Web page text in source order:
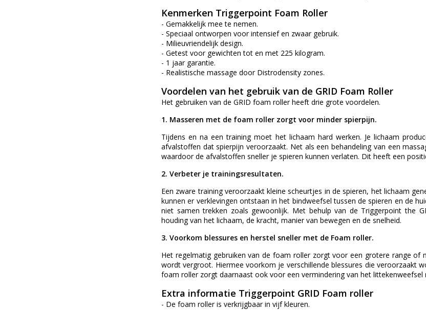
Kenmerken Triggerpoint Foam Roller
- Gemakkelijk mee te nemen.
- Speciaal ontworpen voor intensief en zwaar gebruik.
- Milieuvriendelijk design.
- Getest voor gewichten tot en met 225 kilogram.
- 1 jaar garantie.
- Realistische massage door Distrodensity zones.
Voordelen van het gebruik van de GRID Foam Roller
Het gebruiken van de GRID foam roller heeft drie grote voordelen.
1. Masseren met de foam roller zorgt voor minder spierpijn.
Tijdens en na een training moet het lichaam hard werken. Je lichaam
afvalstoffen dat spierpijn veroorzaakt. Net als een behandeling van een
waardoor de afvalstoffen sneller je spieren kunnen verlaten. Dit heeft een
2. Verbeter je trainingsresultaten.
Een zware training veroorzaakt kleine scheurtjes in de spieren, het lichaam
kunnen er verklevingen ontstaan in het bindweefsel tussen de spieren en de
niet samen trekken zoals gewoonlijk. Met behulp van de Triggerpoint the
houding van het lichaam, de kracht, manier van bewegen en de snelheid.
3. Voorkom blessures en herstel sneller met de Foam roller.
Het regelmatig gebruiken van de foam roller zorgt voor een grotere range
wordt vergroot. Hiermee voorkom je verschillende blessures die veroorzaakt
foam roller zorgt daarnaast ook voor een vermindering van het littekenweefsel
Extra informatie Triggerpoint GRID Foam roller
- De foam roller is verkrijgbaar in vijf kleuren.